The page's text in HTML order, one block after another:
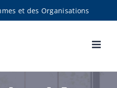
et des Organisations